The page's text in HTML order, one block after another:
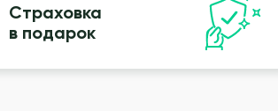
Страховка
в подарок